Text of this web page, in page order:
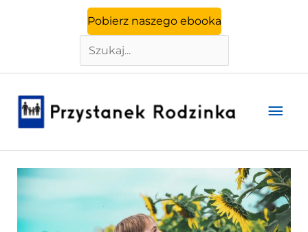
Pobierz naszego ebooka
Szukaj